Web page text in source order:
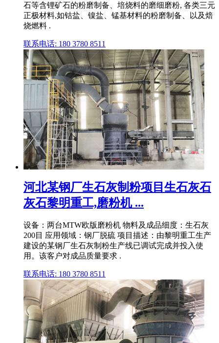
石等含锂矿石的粉磨制备、培烧料的磨细磨粉, 各类三元
正极材料,如钴盐、镍盐、锰基材料的粉磨制备、以及焙
烧燃料 .
联系电话: 180 3780 8511
河北某钢厂生石灰制粉项目生石灰石
灰石黎明重工,磨粉机 ...
设备：两台MTW欧版磨粉机 物料及成品细度：生石灰
200目 应用领域：钢厂脱硫 项目描述：由黎明重工生产
建设的某钢厂生石灰制粉生产线已调试完成并投入使
用。该客户对成品质量要求 .
联系电话: 180 3780 8511